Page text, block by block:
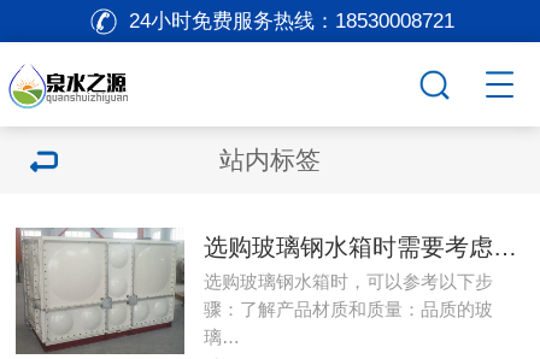
24小时免费服务热线： 18530008721
站内标签
选购玻璃钢水箱时需要考虑哪些方面
选购玻璃钢水箱时，可以参考以下步
骤：了解产品材质和质量：品质的玻
璃…